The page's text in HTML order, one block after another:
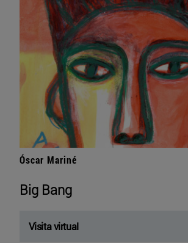
Óscar Mariné
Big Bang
Visita virtual